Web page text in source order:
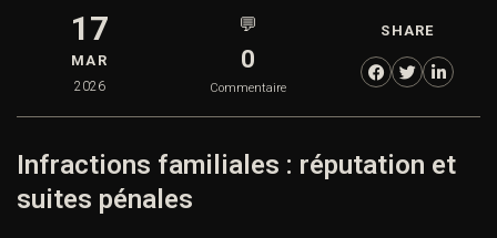
17
MAR
2026
💬
0
Commentaire
SHARE
Infractions familiales : réputation et
suites pénales